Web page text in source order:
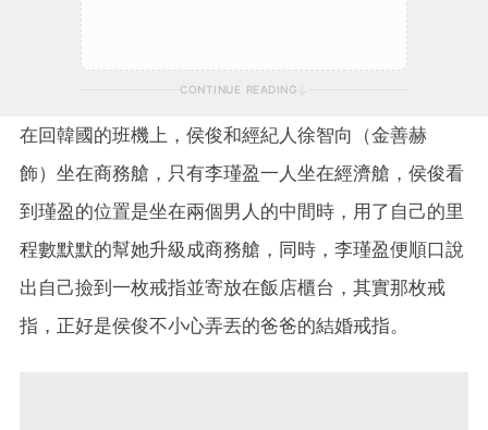
CONTINUE READING
在回韓國的班機上， 侯俊和經紀人徐智向（金善赫
飾）坐在商務艙，只有李瑾盈一人坐在經濟艙，侯俊看
到瑾盈的位置是坐在兩個男人的中間時，用了自己的里
程數默默的幫她升級成商務艙，同時，李瑾盈便順口說
出自己撿到一枚戒指並寄放在飯店櫃台，其實那枚戒
指，正好是侯俊不小心弄丟的爸爸的結婚戒指。